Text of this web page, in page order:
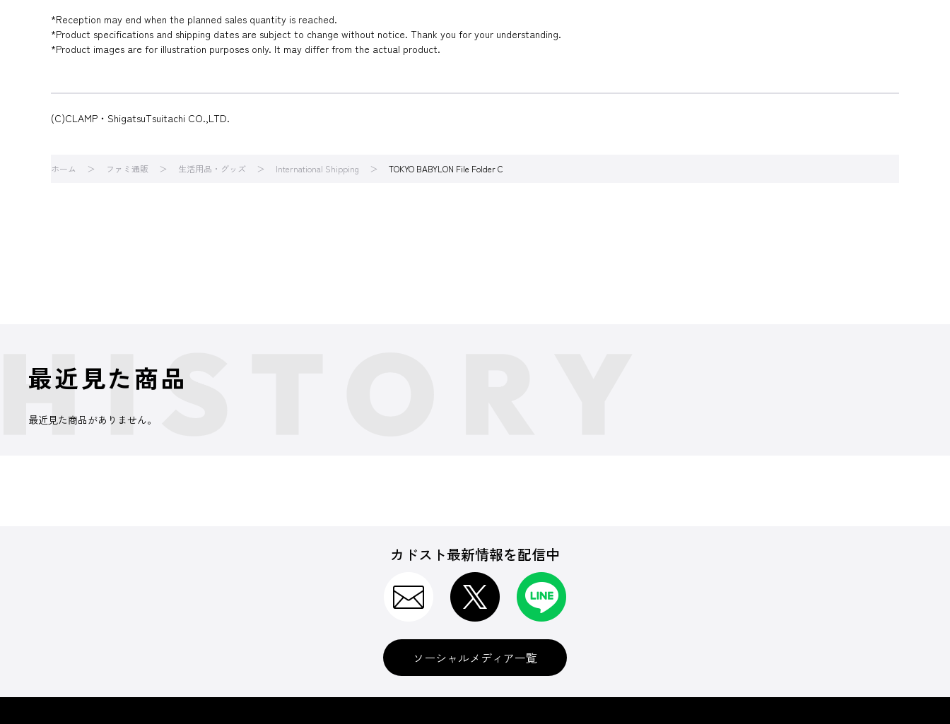
*Reception may end when the planned sales quantity is reached.
*Product specifications and shipping dates are subject to change without notice. Thank you for your understanding.
*Product images are for illustration purposes only. It may differ from the actual product.
(C)CLAMP・ShigatsuTsuitachi CO.,LTD.
ホーム ファミ通販 生活用品・グッズ International Shipping TOKYO BABYLON File Folder C
最近見た商品
最近見た商品がありません。
カドスト最新情報を配信中
ソーシャルメディア一覧